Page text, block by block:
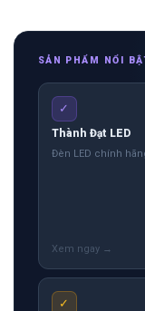
SẢN PHẨM NỔI
✓
Thành Đạt LED
Đèn LED chính
✓